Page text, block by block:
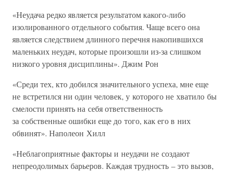
«Неудача редко является результатом какого-либо
изолированного отдельного события. Чаще всего она
является следствием длинного перечня накопившихся
маленьких неудач, которые произошли из-за слишком
низкого уровня дисциплины». Джим Рон
«Среди тех, кто добился значительного успеха, мне еще
не встретился ни один человек, у которого не хватило бы
смелости принять на себя ответственность
за собственные ошибки еще до того, как его в них
обвинят». Наполеон Хилл
«Неблагоприятные факторы и неудачи не создают
непреодолимых барьеров. Каждая трудность – это вызов,